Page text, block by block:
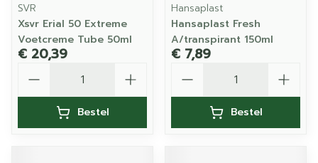
SVR
Xsvr Erial 50 Extreme
Voetcreme Tube 50ml
€ 20,39
Bestel
Hansaplast
Hansaplast Fresh
A/transpirant 150ml
€ 7,89
Bestel